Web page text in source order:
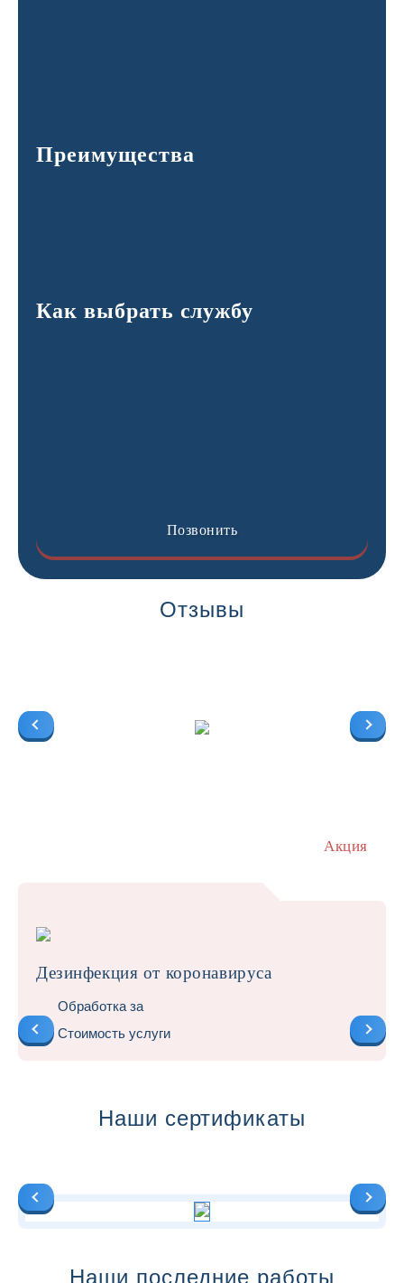
Отзывы
Акция
Дезинфекция от коронавируса
Обработка за
Стоимость услуги
Наши сертификаты
Преимущества
Как выбрать службу
Позвонить
Наши последние работы